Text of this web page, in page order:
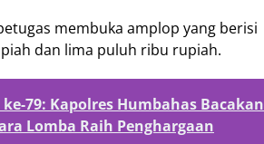
membuka amplop yang berisi
dan lima puluh ribu rupiah.
79: Kapolres Humbahas Bacakan
Lomba Raih Penghargaan